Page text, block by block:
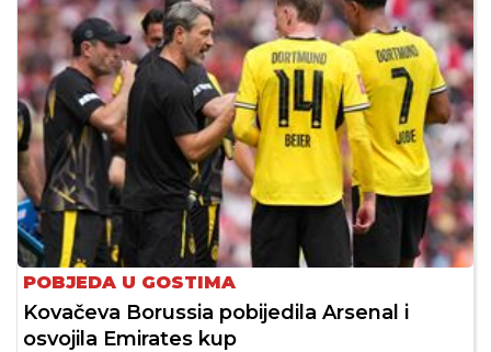
POBJEDA U GOSTIMA
Kovačeva Borussia pobijedila Arsenal i
osvojila Emirates kup